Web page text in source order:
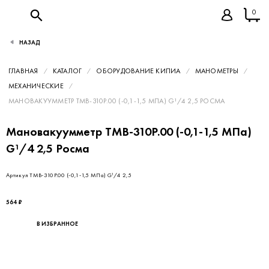
0
ГЛАВНАЯ КАТАЛОГ ОБОРУДОВАНИЕ КИПИА
МАНОМЕТРЫ
МЕХАНИЧЕСКИЕ
МАНОВАКУУММЕТР ТМВ-310Р.00 (-0,1-1,5 МПА) G¹/4 2,5 РОСМА
Мановакуумметр ТМВ-310Р.00 (-0,1-1,5 МПа)
G¹/4 2,5 Росма
Артикул ТМВ-310Р.00 (-0,1-1,5 МПа) G¹/4 2,5
564 ₽
В ИЗБРАННОЕ
НАЗАД